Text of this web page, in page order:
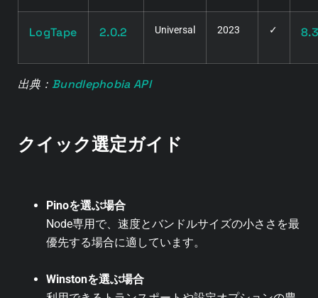
LogTape 2.0.2 Universal 2023 ✓
出典： Bundlephobia API
クイック選定ガイド
Pinoを選ぶ場合
Node専用で、速度とバンドルサイズの小ささを最
優先する場合に適しています。
Winstonを選ぶ場合